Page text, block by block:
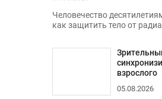
Человечество
как защитить тело от
взрослого
05.08.2026